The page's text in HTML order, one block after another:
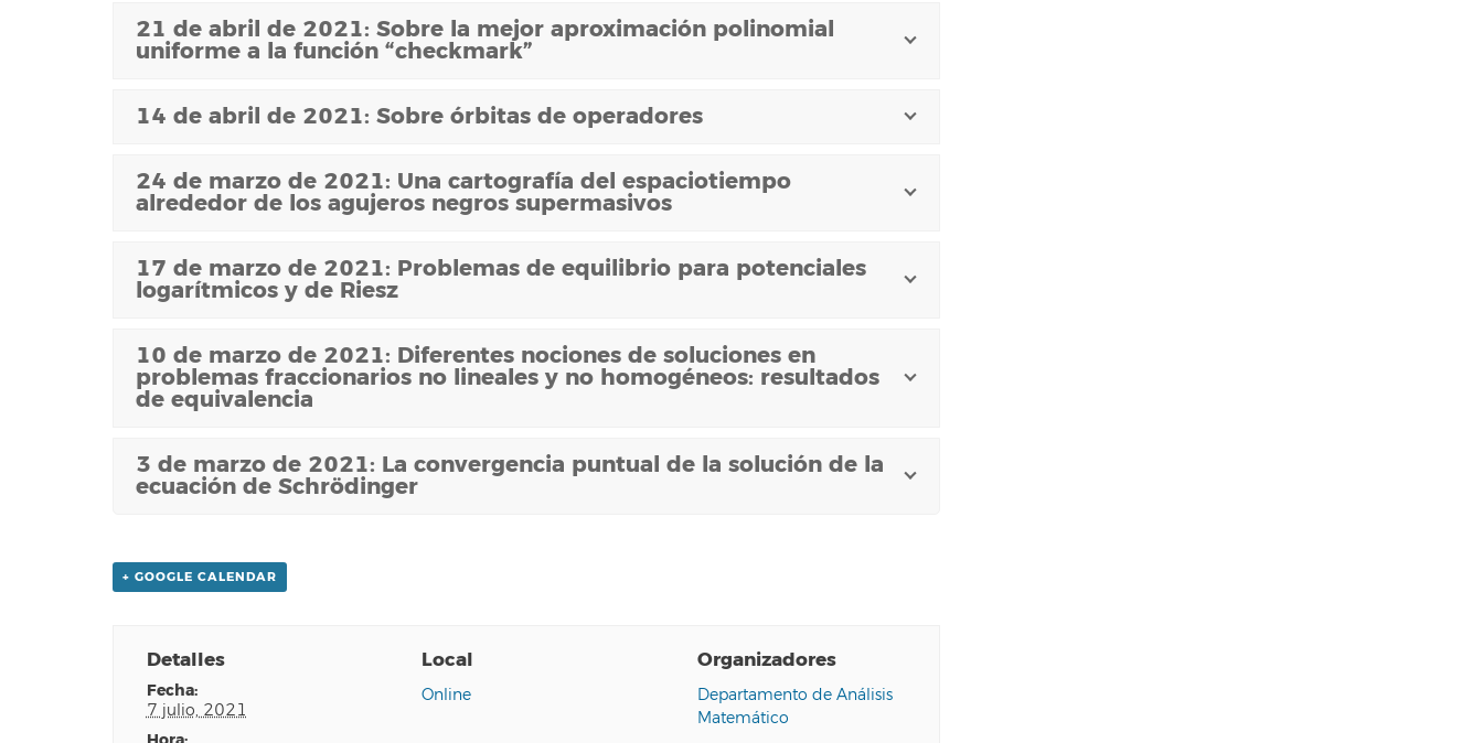
21 de abril de 2021: Sobre la mejor aproximación polinomial
uniforme a la función “checkmark”
14 de abril de 2021: Sobre órbitas de operadores
24 de marzo de 2021: Una cartografía del espaciotiempo
alrededor de los agujeros negros supermasivos
17 de marzo de 2021: Problemas de equilibrio para potenciales
logarítmicos y de Riesz
10 de marzo de 2021: Diferentes nociones de soluciones en
problemas fraccionarios no lineales y no homogéneos: resultados
de equivalencia
3 de marzo de 2021: La convergencia puntual de la solución de la
ecuación de Schrödinger
+ GOOGLE CALENDAR
Detalles
fecha:
7 julio, 2021
Local
Online
Organizadores
Departamento de Análisis
Matemático